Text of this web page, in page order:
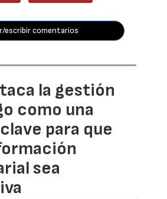
escribir comentarios
la gestión
como una
para que
sea